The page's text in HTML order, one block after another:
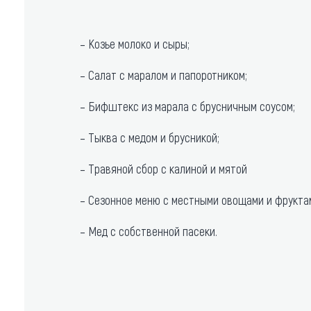
– Козье молоко и сыры;
– Салат с маралом и папоротником;
– Бифштекс из марала с брусничным соусом;
– Тыква с медом и брусникой;
– Травяной сбор с калиной и мятой
– Сезонное меню с местными овощами и
– Мед с собственной пасеки.